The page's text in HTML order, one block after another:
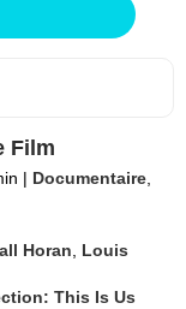
Film
| Documentaire,
Horan, Louis
This Is Us